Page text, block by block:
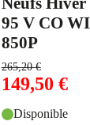
95 V CO
850P
265,20€
149,50 €
Disponible